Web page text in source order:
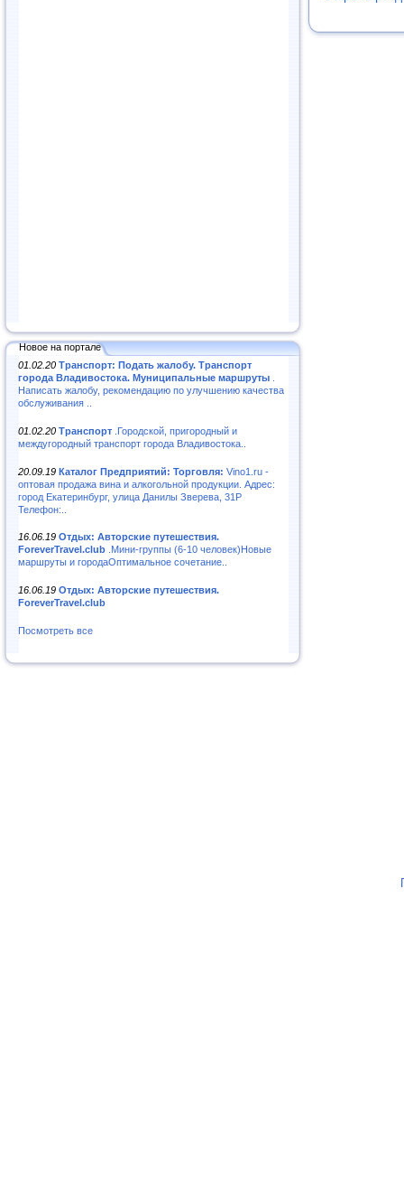
Новое на портале
01.02.20 Транспорт: Подать жалобу. Транспорт
города Владивостока. Муниципальные маршруты
Написать жалобу, рекомендацию по улучшению качества
обслуживания ..
01.02.20 Транспорт .Городской, пригородный и
междугородный транспорт города Владивостока..
20.09.19 Каталог Предприятий: Торговля: Vino1.ru -
оптовая продажа вина и алкогольной продукции. Адрес:
город Екатеринбург, улица Данилы Зверева, 31Р
Телефон:..
16.06.19 Отдых: Авторские путешествия.
ForeverTravel.club .Мини-группы (6-10 человек)Новые
маршруты и городаОптимальное сочетание..
16.06.19 Отдых: Авторские путешествия.
ForeverTravel.club
Посмотреть все